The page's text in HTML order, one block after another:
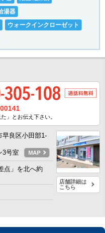
湯器
ウォークインクローゼット
」とお伝え下さい。
店舗詳細は
こちら
早良区小田部1-
3号室
MAP
点」を北へ約